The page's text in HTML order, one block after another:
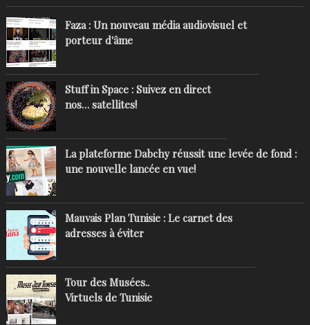
Faza : Un nouveau média audiovisuel et
porteur d'âme
Stuff in Space : Suivez en direct
nos… satellites!
La plateforme Dabchy réussit une levée de fond :
une nouvelle lancée en vue!
Mauvais Plan Tunisie : Le carnet des
adresses à éviter
Tour des Musées..
Virtuels de Tunisie